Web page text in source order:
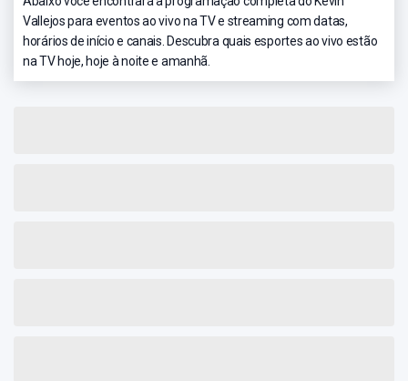
Vallejos para eventos ao vivo na TV e streaming com datas,
horários de início e canais. Descubra quais esportes ao vivo estão
na TV hoje, hoje à noite e amanhã.